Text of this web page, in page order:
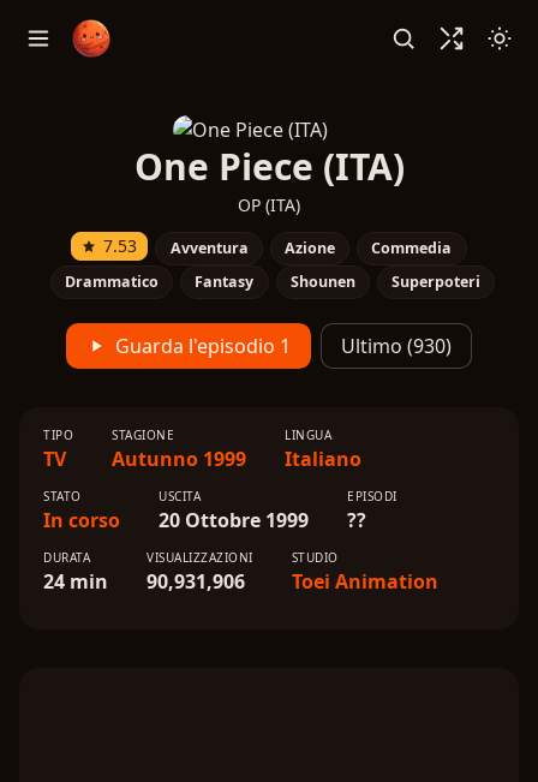
One Piece (ITA)
OP (ITA)
7.53
Avventura Azione
Commedia
Drammatico
Fantasy Shounen Superpoteri
Guarda l'episodio 1 Ultimo (930)
TIPO
TV
STAGIONE
Autunno 1999
LINGUA
Italiano
STATO
In corso
USCITA
20 Ottobre 1999
EPISODI
??
DURATA
24 min
VISUALIZZAZIONI
90,931,906
STUDIO
Toei Animation